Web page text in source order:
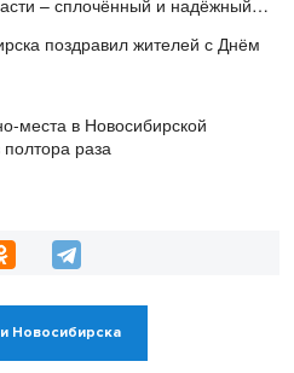
– сплочённый и надёжный
поздравил жителей с Днём
места в Новосибирской
раза
Новосибирска